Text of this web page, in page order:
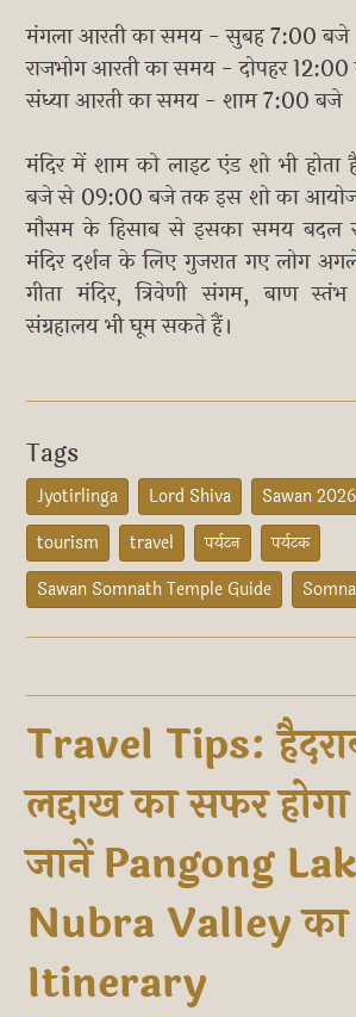
मंगला आरती का समय - सुबह 7:00 बजे
राजभोग आरती का समय - दोपहर
संध्या आरती का समय - शाम 7:00 बजे
मंदिर में शाम को लाइट एंड शो भी
बजे से 09:00 बजे तक इस शो का आयोजन
मौसम के हिसाब से इसका समय बदल
मंदिर दर्शन के लिए गुजरात गए लोग
गीता मंदिर, त्रिवेणी संगम, बाण
संग्रहालय भी घूम सकते हैं।
Tags
Jyotirlinga Lord Shiva Sawan 2026
tourism
travel पर्यटन
पर्यटक
Sawan Somnath Temple Guide
Travel Tips:
लद्दाख का सफर
जानें Pangong
Nubra Valley का
Itinerary